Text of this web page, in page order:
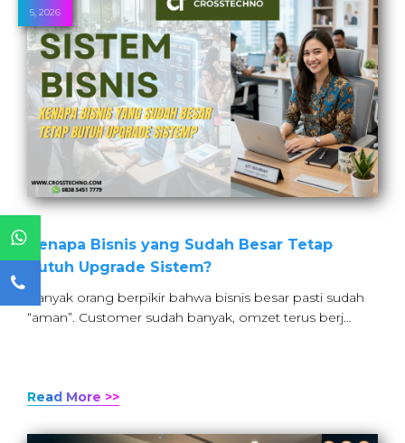
5, 2026
Kenapa Bisnis yang Sudah Besar Tetap
Butuh Upgrade Sistem?
Banyak orang berpikir bahwa bisnis besar pasti sudah
“aman”. Customer sudah banyak, omzet terus berj…
Read More >>